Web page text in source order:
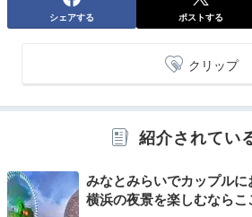
まれ、見晴らしも良くポカポカしてお部屋
Sightseeing
13:00
シェアする ポストする
クリップ
紹介されてい
みなとみらいでカップルに
横浜の夜景を楽しむならこ